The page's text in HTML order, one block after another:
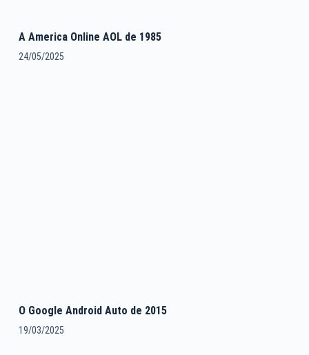
A America Online AOL de 1985
24/05/2025
O Google Android Auto de 2015
19/03/2025